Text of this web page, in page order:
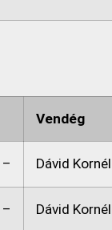
Vendég
– Dávid
– Dávid